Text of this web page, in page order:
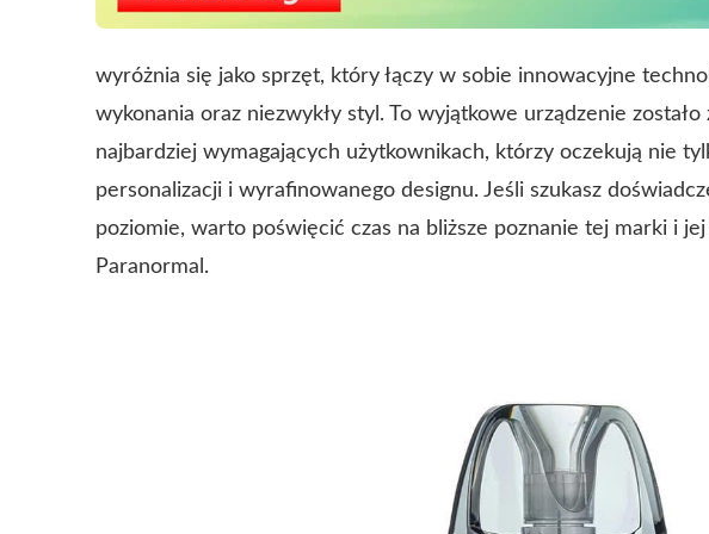
wyróżnia się jako sprzęt, który łączy w sobie innowacyjne
wykonania oraz niezwykły styl. To wyjątkowe urządzenie
najbardziej wymagających użytkownikach, którzy oczekują nie
personalizacji i wyrafinowanego designu. Jeśli szukasz
poziomie, warto poświęcić czas na bliższe poznanie tej marki i
Paranormal.